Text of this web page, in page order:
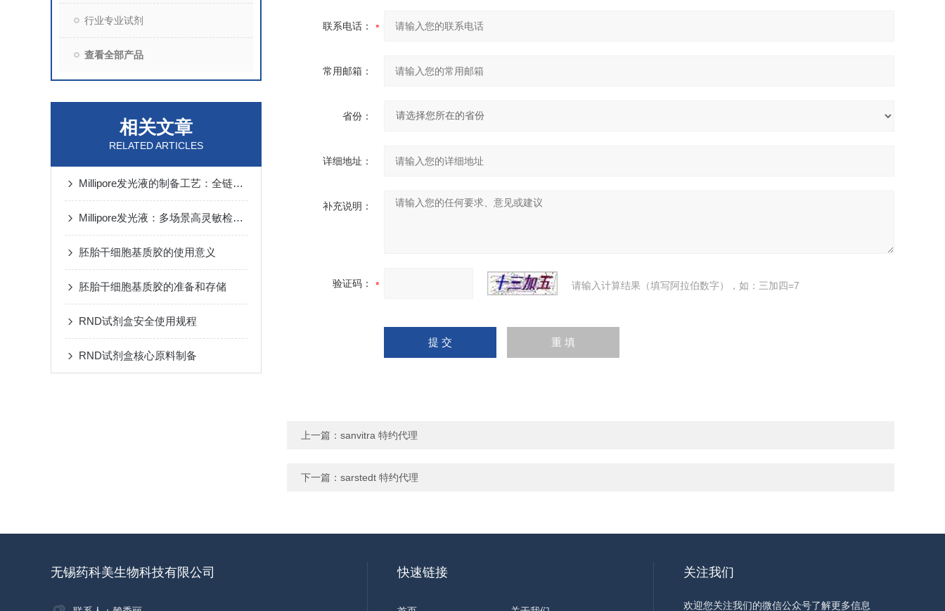
行业专业试剂
查看全部产品
相关文章
RELATED ARTICLES
Millipore发光液的制备工艺：全链路质控保障检测性能稳定
Millipore发光液：多场景高灵敏检测的核心试剂支撑
胚胎干细胞基质胶的使用意义
胚胎干细胞基质胶的准备和存储
RND试剂盒安全使用规程
RND试剂盒核心原料制备
联系电话：
常用邮箱：
省份：
详细地址：
补充说明：
验证码： 请输入计算结果（填写阿拉伯数字），如：三加四=7
上一篇： sanvitra 特约代理
下一篇： sarstedt 特约代理
无锡药科美生物科技有限公司 快速链接 关注我们
欢迎您关注我们的微信公众号了解更多信息